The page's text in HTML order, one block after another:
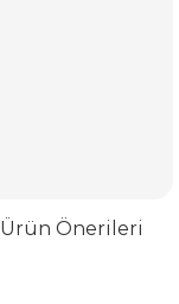
Ürün Önerileri